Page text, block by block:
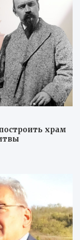
храм